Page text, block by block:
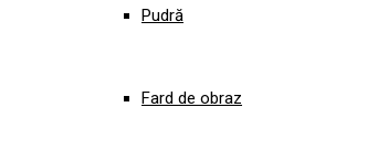
Pudră
Fard de obraz